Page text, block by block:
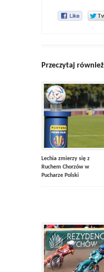
Przeczytaj również
Lechia zmierzy się z
Ruchem Chorzów w
Pucharze Polski